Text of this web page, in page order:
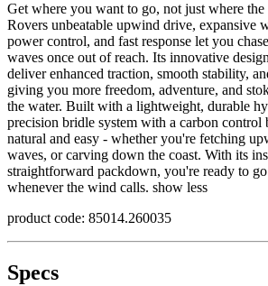
Get where you want to go, not just where
Rovers unbeatable upwind drive, expansive
power control, and fast response let you
waves once out of reach. Its innovative
deliver enhanced traction, smooth stability,
giving you more freedom, adventure, and
the water. Built with a lightweight, durable
precision bridle system with a carbon control
natural and easy - whether you're fetching
waves, or carving down the coast. With its
straightforward packdown, you're ready to
whenever the wind calls. show less
product code: 85014.260035
Specs